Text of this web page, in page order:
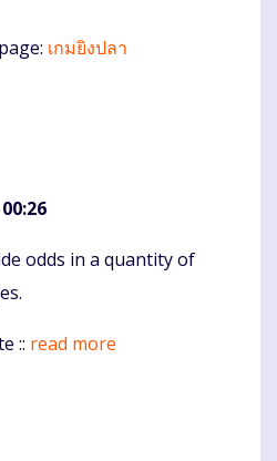
เกมยิงปลา
odds in a quantity of
:: read more